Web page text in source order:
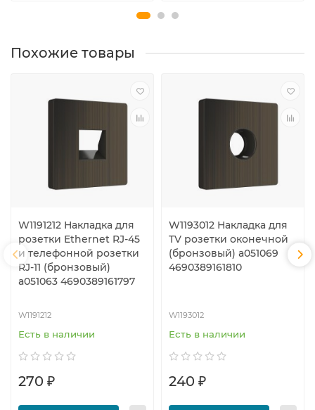
Похожие товары
W1191212 Накладка для
розетки Ethernet RJ-45
и телефонной розетки
RJ-11 (бронзовый)
a051063 4690389161797
W1191212
Есть в наличии
270 ₽
W1193012 Накладка для
TV розетки оконечной
(бронзовый) a051069
4690389161810
W1193012
Есть в наличии
240 ₽